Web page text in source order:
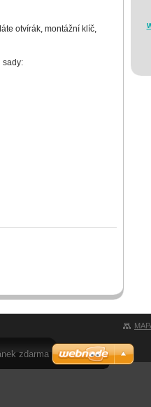
otvírák, montážní klíč,
sady:
zdarma